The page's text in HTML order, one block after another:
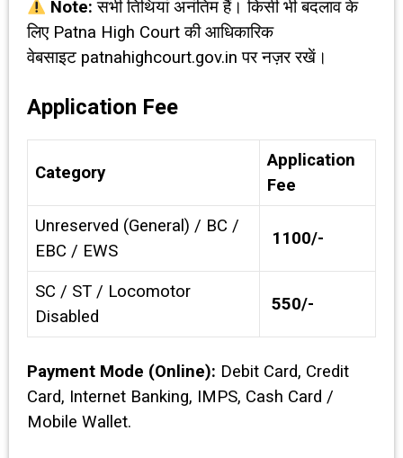
Note: सभी तिथियां अनंतिम हैं। किसी भी बदलाव के
लिए Patna High Court की आधिकारिक
वेबसाइट patnahighcourt.gov.in पर नज़र रखें।
Application Fee
Category
Application
Fee
Unreserved (General) / BC /
EBC / EWS
₹ 1100/-
SC / ST / Locomotor
Disabled
₹ 550/-
Payment Mode (Online): Debit Card, Credit
Card, Internet Banking, IMPS, Cash Card /
Mobile Wallet.